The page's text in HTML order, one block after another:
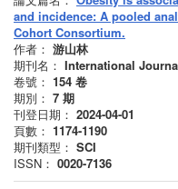
and incidence: A pooled
Cohort Consortium.
作者： 游山林
期刊名： International
卷號： 154 卷
期別： 7 期
刊登日期： 2024-04-01
頁數： 1174-1190
期刊類型： SCI
ISSN： 0020-7136